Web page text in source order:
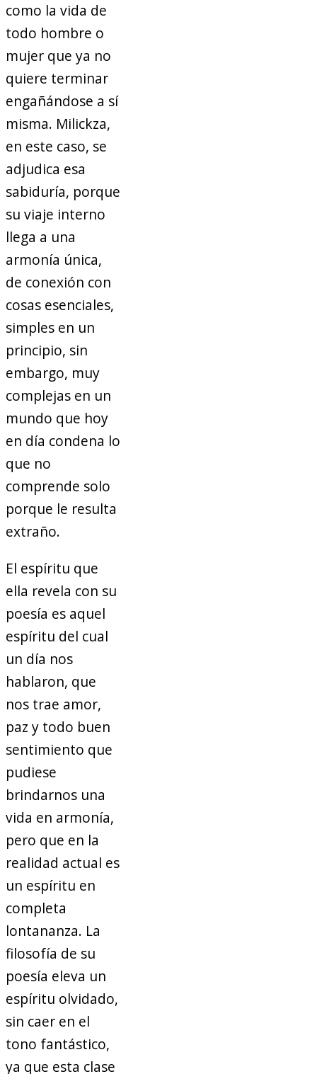
como la vida de
todo hombre o
mujer que ya no
quiere terminar
engañándose a sí
misma. Milickza,
en este caso, se
adjudica esa
sabiduría, porque
su viaje interno
llega a una
armonía única,
de conexión con
cosas esenciales,
simples en un
principio, sin
embargo, muy
complejas en un
mundo que hoy
en día condena lo
que no
comprende solo
porque le resulta
extraño.
El espíritu que
ella revela con su
poesía es aquel
espíritu del cual
un día nos
hablaron, que
nos trae amor,
paz y todo buen
sentimiento que
pudiese
brindarnos una
vida en armonía,
pero que en la
realidad actual es
un espíritu en
completa
lontananza. La
filosofía de su
poesía eleva un
espíritu olvidado,
sin caer en el
tono fantástico,
ya que esta clase